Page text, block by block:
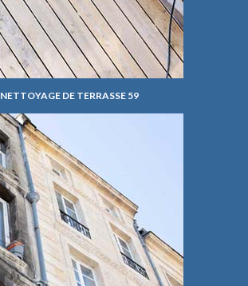
NETTOYAGE DE TERRASSE 59